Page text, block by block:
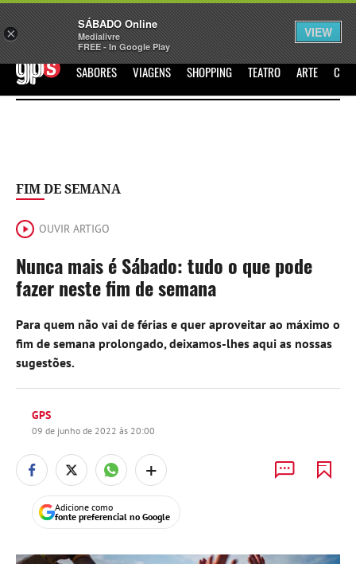
Sábado Assine Iniciar Sessão
GPS SABORES VIAGENS SHOPPING TEATRO ARTE
FIM DE SEMANA
OUVIR ARTIGO
Nunca mais é Sábado: tudo o que pode
fazer neste fim de semana
Para quem não vai de férias e quer aproveitar ao máximo o
fim de semana prolongado, deixamos-lhes aqui as nossas
sugestões.
GPS
09 de junho de 2022 às 20:00
+
Adicione como
fonte preferencial no Google
×
SÁBADO Online
Medialivre
FREE - In Google Play
VIEW